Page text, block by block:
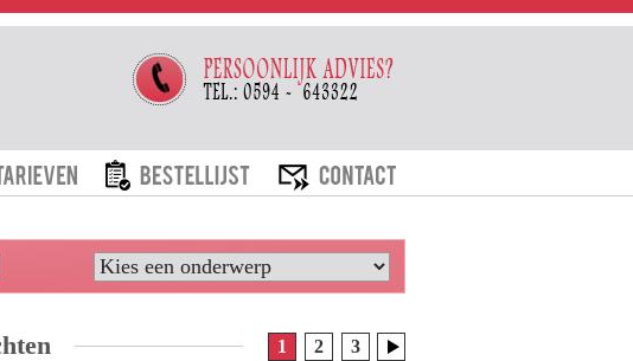
TARIEVEN BESTELLIJST CONTACT
1 2 3